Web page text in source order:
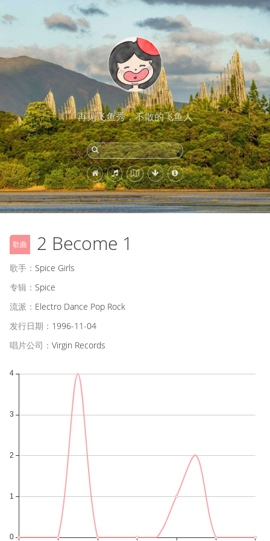
再见飞鱼秀，不散的飞鱼人
歌曲 2 Become 1
歌手： Spice Girls
专辑： Spice
流派： Electro Dance Pop Rock
发行日期： 1996-11-04
唱片公司： Virgin Records